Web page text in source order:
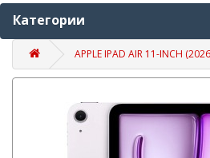
Категории
APPLE IPAD AIR 11-INCH